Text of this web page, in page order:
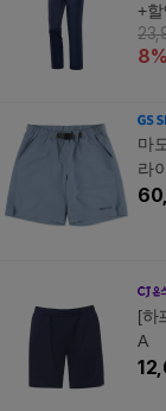
+
8%
마
라
[하프클럽] 여성
A